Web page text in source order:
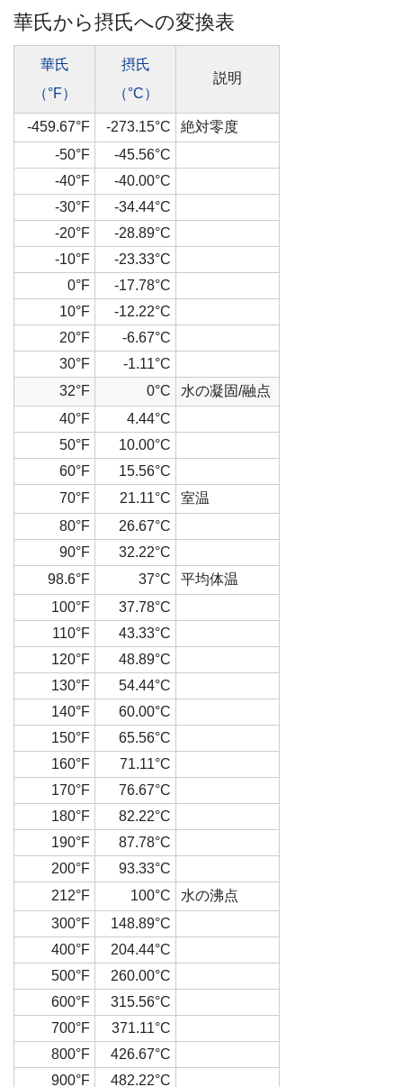
華氏から摂氏への変換表
華氏
（°F）
摂氏
（°C）
説明
-459.67°F -273.15°C
絶対零度
-50°F
-45.56°C
-40°F
-40.00°C
-30°F
-34.44°C
-20°F
-28.89°C
-10°F
-23.33°C
0°F
-17.78°C
10°F
-12.22°C
20°F
-6.67°C
30°F
-1.11°C
32°F
0°C
水の凝固/融点
40°F
4.44°C
50°F
10.00°C
60°F
15.56°C
70°F
21.11°C
室温
80°F
26.67°C
90°F
32.22°C
98.6°F
37°C
平均体温
100°F
37.78°C
110°F
43.33°C
120°F
48.89°C
130°F
54.44°C
140°F
60.00°C
150°F
65.56°C
160°F
71.11°C
170°F
76.67°C
180°F
82.22°C
190°F
87.78°C
200°F
93.33°C
212°F
100°C
水の沸点
300°F
148.89°C
400°F
204.44°C
500°F
260.00°C
600°F
315.56°C
700°F
371.11°C
800°F
426.67°C
900°F
482.22°C